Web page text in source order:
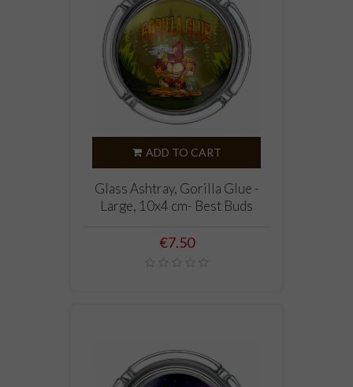
ADD TO CART
Glass Ashtray, Gorilla Glue -
Large, 10x4 cm- Best Buds
Price
€7.50